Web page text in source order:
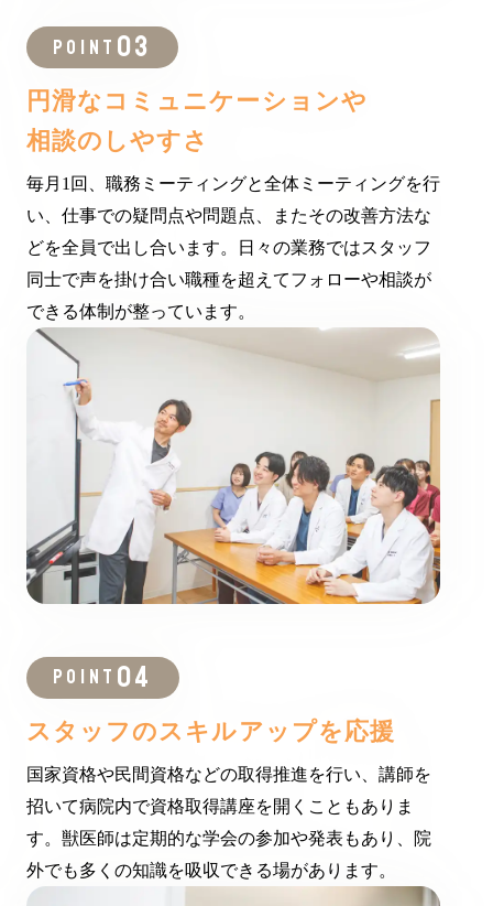
POINT
円滑なコミュニケーションや
相談のしやすさ
毎月1回、職務ミーティングと全体ミーティングを行
い、仕事での疑問点や問題点、またその改善方法な
どを全員で出し合います。日々の業務ではスタッフ
同士で声を掛け合い職種を超えてフォローや相談が
できる体制が整っています。
POINT
スタッフのスキルアップを応援
国家資格や民間資格などの取得推進を行い、講師を
招いて病院内で資格取得講座を開くこともありま
す。獣医師は定期的な学会の参加や発表もあり、院
外でも多くの知識を吸収できる場があります。